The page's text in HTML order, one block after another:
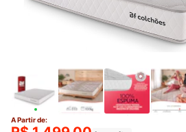
A Partir de: